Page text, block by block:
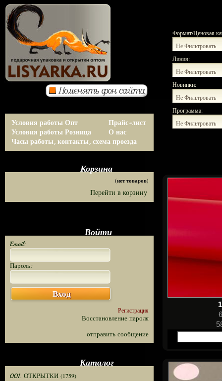
Условия работы Опт
Условия работы Розница
Прайс-лист
О нас
Часы работы, контакты, схема проезда
Корзина
(нет товаров)
Перейти в корзину
Войти
Email:
Пароль:
Вход
Регистрация
Восстановление пароля
отправить сообщение
Каталог
001. ОТКРЫТКИ (1759)
Формат/Ценовая
Не Фильтровать
Линия:
Не Фильтровать
Новинки:
Не Фильтровать
Программа:
Не Фильтровать